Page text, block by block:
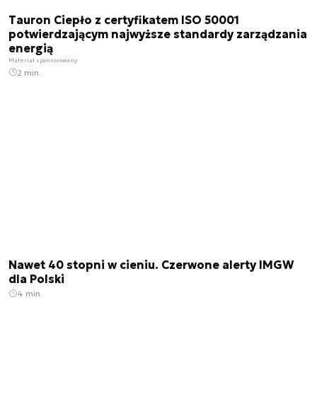
Tauron Ciepło z certyfikatem ISO 50001
potwierdzającym najwyższe standardy zarządzania
energią
Materiał sponsorowany
2 min.
Nawet 40 stopni w cieniu. Czerwone alerty IMGW
dla Polski
4 min.